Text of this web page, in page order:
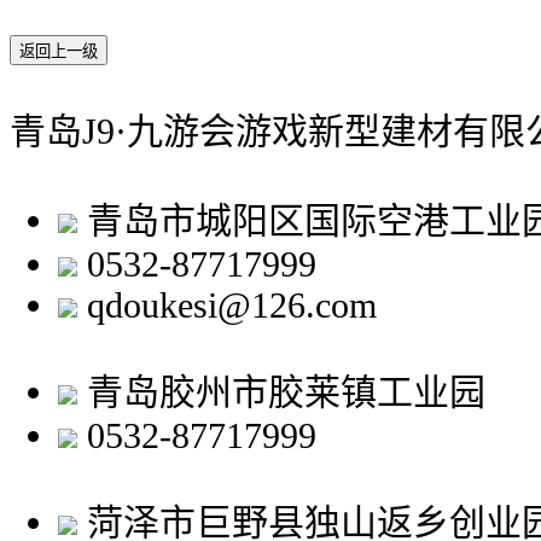
返回上一级
青岛J9·九游会游戏新型建材有限
青岛市城阳区国际空港工业
0532-87717999
qdoukesi@126.com
青岛胶州市胶莱镇工业园
0532-87717999
菏泽市巨野县独山返乡创业